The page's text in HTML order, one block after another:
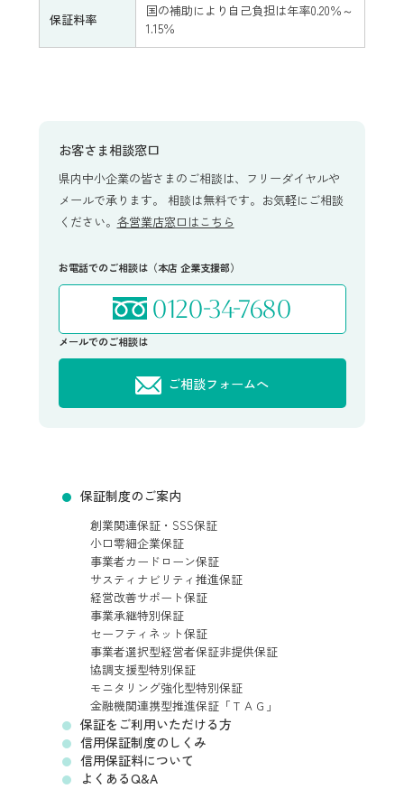
保証料率
国の補助により自己負担は年率0.20％～
1.15％
お客さま相談窓口
県内中小企業の皆さまのご相談は、フリーダイヤルや
メールで承ります。 相談は無料です。お気軽にご相談
ください。 各営業店窓口はこちら
お電話でのご相談は（本店 企業支援部）
0120-34-7680
メールでのご相談は
ご相談フォームへ
保証制度のご案内
創業関連保証・SSS保証
小口零細企業保証
事業者カードローン保証
サスティナビリティ推進保証
経営改善サポート保証
事業承継特別保証
セーフティネット保証
事業者選択型経営者保証非提供保証
協調支援型特別保証
モニタリング強化型特別保証
金融機関連携型推進保証「ＴＡＧ」
保証をご利用いただける方
信用保証制度のしくみ
信用保証料について
よくあるQ&A